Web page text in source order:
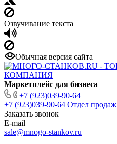
Озвучивание текста
Обычная версия сайта
Маркетплейс для бизнеса
+7 (923)039-90-64
+7 (923)039-90-64 Отдел продаж
Заказать звонок
E-mail
sale@mnogo-stankov.ru